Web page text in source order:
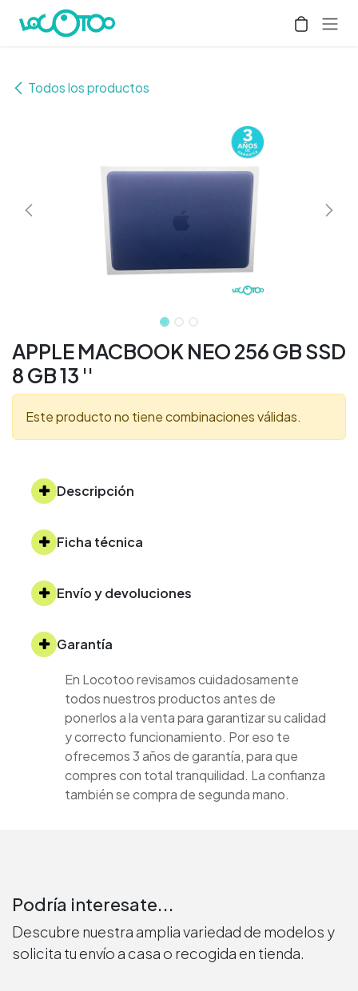
Ir al contenido
Todos los productos
APPLE MACBOOK NEO 256 GB SSD
8 GB 13 ''
Este producto no tiene combinaciones válidas.
Descripción
Ficha técnica
Envío y devoluciones
Garantía
En Locotoo revisamos cuidadosamente
todos nuestros productos antes de
ponerlos a la venta para garantizar su calidad
y correcto funcionamiento. Por eso te
ofrecemos 3 años de garantía, para que
compres con total tranquilidad. La confianza
también se compra de segunda mano.
Podría interesate...
Descubre nuestra amplia variedad de modelos y
solicita tu envío a casa o recogida en tienda.